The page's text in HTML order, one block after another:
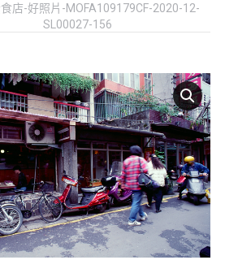
店-好照片-MOFA109179CF-2020-12-
SL00027-156